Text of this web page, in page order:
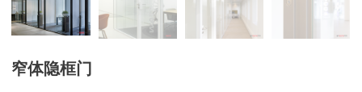
窄体隐框门